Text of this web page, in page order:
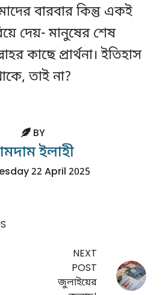
বারবার কিন্তু একই
দেয়- মানুষের শেষ
কাছে প্রার্থনা। ইতিহাস
তাই না?
BY
ইলাহী
22 April 2025
NEXT
POST
জুলাইয়ের